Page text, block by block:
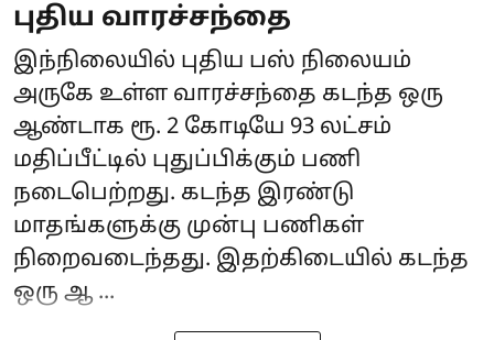
புதிய வாரச்சந்தை
இந்நிலையில் புதிய பஸ் நிலையம்
அருகே உள்ள வாரச்சந்தை கடந்த ஒரு
ஆண்டாக ரூ. 2 கோடியே 93 லட்சம்
மதிப்பீட்டில் புதுப்பிக்கும் பணி
நடைபெற்றது. கடந்த இரண்டு
மாதங்களுக்கு முன்பு பணிகள்
நிறைவடைந்தது. இதற்கிடையில் கடந்த
ஒரு ஆ ...